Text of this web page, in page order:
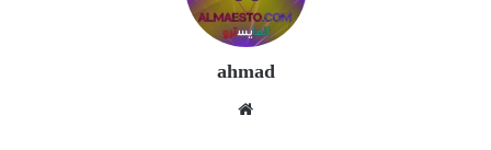
ahmad